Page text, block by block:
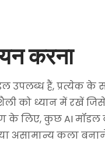
करना
उपलब्ध हैं, प्रत्येक के
को ध्यान में रखें जिसे
लिए, कुछ AI मॉडल
असामान्य कला